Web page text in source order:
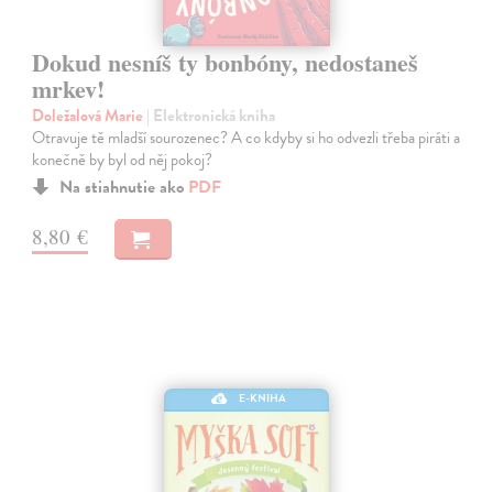
Dokud nesníš ty bonbóny, nedostaneš
mrkev!
Doležalová Marie | Elektronická kniha
Otravuje tě mladší sourozenec? A co kdyby si ho odvezli třeba piráti a
konečně by byl od něj pokoj?
Na stiahnutie ako PDF
8,80 €
E-KNIHA